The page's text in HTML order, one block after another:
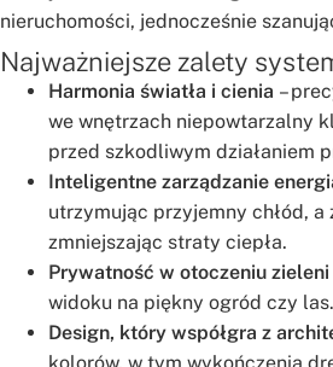
nieruchomości, jednocześnie
Najważniejsze zalety
Harmonia światła i cienia –
we wnętrzach niepowtarzalny
przed szkodliwym działaniem
Inteligentne zarządzanie
utrzymując przyjemny chłód,
zmniejszając straty ciepła.
Prywatność w otoczeniu zieleni
widoku na piękny ogród czy las.
Design, który współgra z